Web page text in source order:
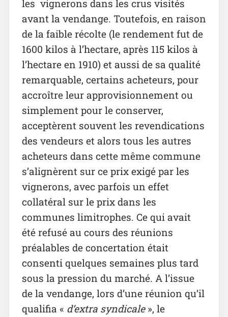
les vignerons dans les crus visités
avant la vendange. Toutefois, en raison
de la faible récolte (le rendement fut de
1600 kilos à l’hectare, après 115 kilos à
l’hectare en 1910) et aussi de sa qualité
remarquable, certains acheteurs, pour
accroître leur approvisionnement ou
simplement pour le conserver,
acceptèrent souvent les revendications
des vendeurs et alors tous les autres
acheteurs dans cette même commune
s’alignèrent sur ce prix exigé par les
vignerons, avec parfois un effet
collatéral sur le prix dans les
communes limitrophes. Ce qui avait
été refusé au cours des réunions
préalables de concertation était
consenti quelques semaines plus tard
sous la pression du marché. A l’issue
de la vendange, lors d’une réunion qu’il
qualifia « d’extra syndicale», le